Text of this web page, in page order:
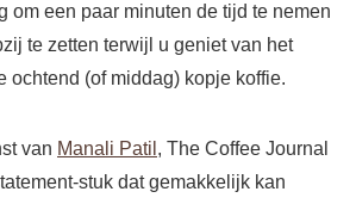
om een ​​paar minuten de tijd te nemen
te zetten terwijl u geniet van het
ochtend (of middag) kopje koffie.
van Manali Patil , The Coffee Journal
stuk dat gemakkelijk kan